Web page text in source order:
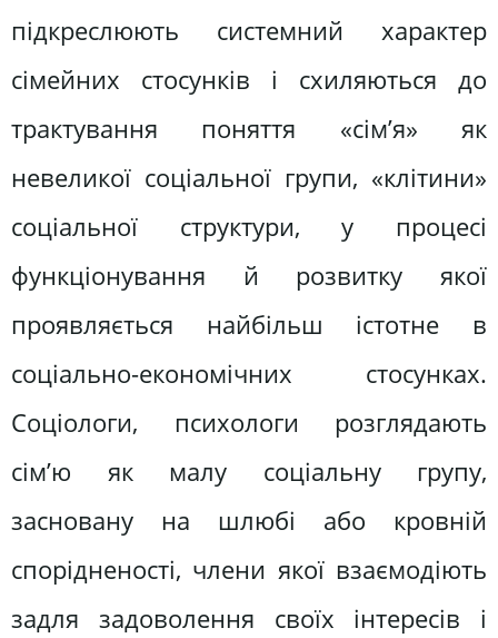
підкреслюють системний характер
сімейних стосунків і схиляються до
трактування поняття «сім’я» як
невеликої соціальної групи, «клітини»
соціальної структури, у процесі
функціонування й розвитку якої
проявляється найбільш істотне в
соціально-економічних стосунках.
Соціологи, психологи розглядають
сім’ю як малу соціальну групу,
засновану на шлюбі або кровній
спорідненості, члени якої взаємодіють
задля задоволення своїх інтересів і